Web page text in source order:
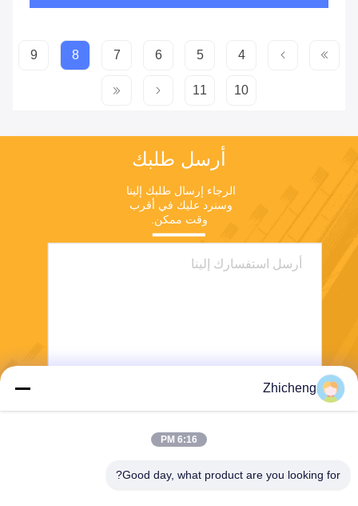
4
5
6
7
8
9
10
11
أرسل طلبك
وقت ممكن.
Zhicheng
6:16 PM
Good day, what product are you looking for?